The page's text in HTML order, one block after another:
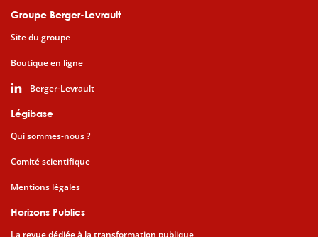
Groupe Berger-Levrault
Site du groupe
Boutique en ligne
Berger-Levrault
Légibase
Qui sommes-nous ?
Comité scientifique
Mentions légales
Horizons Publics
La revue dédiée à la transformation publique